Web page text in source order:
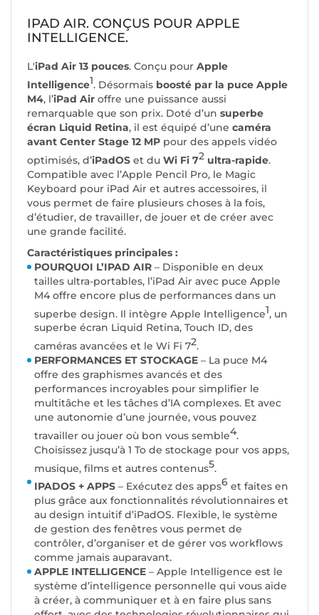
IPAD AIR. CONÇUS POUR APPLE
INTELLIGENCE.
L'iPad Air 13 pouces. Conçu pour Apple
Intelligence1. Désormais boosté par la puce Apple
M4, l’iPad Air offre une puissance aussi
remarquable que son prix. Doté d’un superbe
écran Liquid Retina, il est équipé d’une caméra
avant Center Stage 12 MP pour des appels vidéo
optimisés, d’iPadOS et du Wi Fi 72 ultra-rapide.
Compatible avec l’Apple Pencil Pro, le Magic
Keyboard pour iPad Air et autres accessoires, il
vous permet de faire plusieurs choses à la fois,
d’étudier, de travailler, de jouer et de créer avec
une grande facilité.
Caractéristiques principales :
POURQUOI L’IPAD AIR – Disponible en deux
tailles ultra-portables, l’iPad Air avec puce Apple
M4 offre encore plus de performances dans un
superbe design. Il intègre Apple Intelligence1, un
superbe écran Liquid Retina, Touch ID, des
caméras avancées et le Wi Fi 72.
PERFORMANCES ET STOCKAGE – La puce M4
offre des graphismes avancés et des
performances incroyables pour simplifier le
multitâche et les tâches d’IA complexes. Et avec
une autonomie d’une journée, vous pouvez
travailler ou jouer où bon vous semble4.
Choisissez jusqu’à 1 To de stockage pour vos apps,
musique, films et autres contenus5.
IPADOS + APPS – Exécutez des apps6 et faites en
plus grâce aux fonctionnalités révolutionnaires et
au design intuitif d’iPadOS. Flexible, le système
de gestion des fenêtres vous permet de
contrôler, d’organiser et de gérer vos workflows
comme jamais auparavant.
APPLE INTELLIGENCE – Apple Intelligence est le
système d’intelligence personnelle qui vous aide
à créer, à communiquer et à en faire plus sans